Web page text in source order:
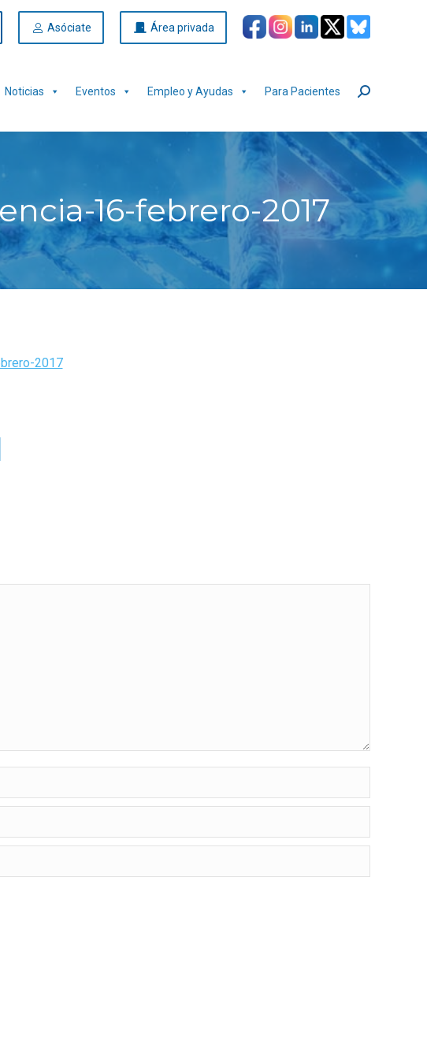
Asóciate Área privada
Noticias Eventos Empleo y Ayudas Para Pacientes Buscar:
16-febrero-2017
2017